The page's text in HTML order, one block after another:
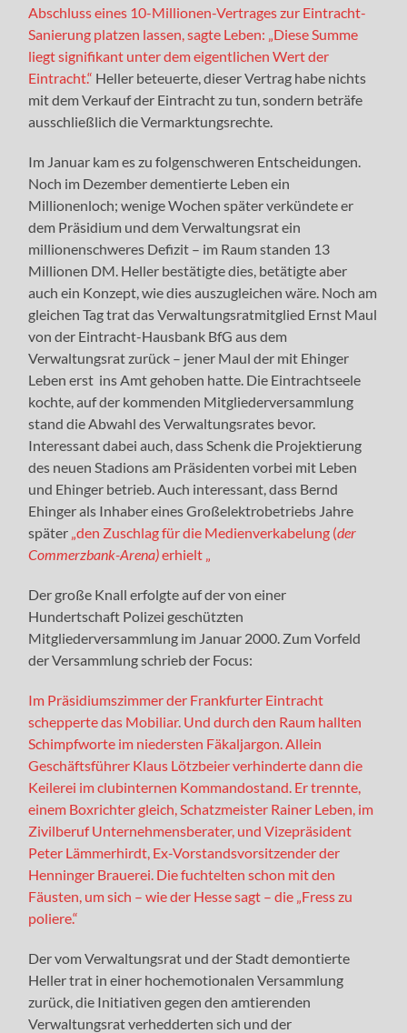
Abschluss eines 10-Millionen-Vertrages zur Eintracht-
Sanierung platzen lassen, sagte Leben: „Diese Summe
liegt signifikant unter dem eigentlichen Wert der
Eintracht.“ Heller beteuerte, dieser Vertrag habe nichts
mit dem Verkauf der Eintracht zu tun, sondern beträfe
ausschließlich die Vermarktungsrechte.
Im Januar kam es zu folgenschweren Entscheidungen.
Noch im Dezember dementierte Leben ein
Millionenloch; wenige Wochen später verkündete er
dem Präsidium und dem Verwaltungsrat ein
millionenschweres Defizit – im Raum standen 13
Millionen DM. Heller bestätigte dies, betätigte aber
auch ein Konzept, wie dies auszugleichen wäre. Noch am
gleichen Tag trat das Verwaltungsratmitglied Ernst Maul
von der Eintracht-Hausbank BfG aus dem
Verwaltungsrat zurück – jener Maul der mit Ehinger
Leben erst ins Amt gehoben hatte. Die Eintrachtseele
kochte, auf der kommenden Mitgliederversammlung
stand die Abwahl des Verwaltungsrates bevor.
Interessant dabei auch, dass Schenk die Projektierung
des neuen Stadions am Präsidenten vorbei mit Leben
und Ehinger betrieb. Auch interessant, dass Bernd
Ehinger als Inhaber eines Großelektrobetriebs Jahre
später „den Zuschlag für die Medienverkabelung (der
Commerzbank-Arena)erhielt „
Der große Knall erfolgte auf der von einer
Hundertschaft Polizei geschützten
Mitgliederversammlung im Januar 2000. Zum Vorfeld
der Versammlung schrieb der Focus:
Im Präsidiumszimmer der Frankfurter Eintracht
schepperte das Mobiliar. Und durch den Raum hallten
Schimpfworte im niedersten Fäkaljargon. Allein
Geschäftsführer Klaus Lötzbeier verhinderte dann die
Keilerei im clubinternen Kommandostand. Er trennte,
einem Boxrichter gleich, Schatzmeister Rainer Leben, im
Zivilberuf Unternehmensberater, und Vizepräsident
Peter Lämmerhirdt, Ex-Vorstandsvorsitzender der
Henninger Brauerei. Die fuchtelten schon mit den
Fäusten, um sich – wie der Hesse sagt – die „Fress zu
poliere.“
Der vom Verwaltungsrat und der Stadt demontierte
Heller trat in einer hochemotionalen Versammlung
zurück, die Initiativen gegen den amtierenden
Verwaltungsrat verhedderten sich und der